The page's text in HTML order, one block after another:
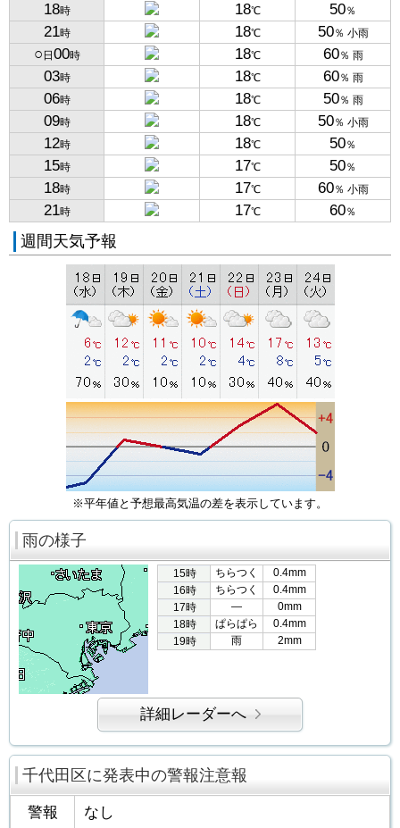
18時 18℃ 50％
21時 18℃ 50％ 小雨
○ 日 00時 18℃ 60％ 雨
03時 18℃ 60％ 雨
06時 18℃ 50％ 雨
09時 18℃ 50％ 小雨
12時 18℃ 50％
15時 17℃ 50％
18時 17℃ 60％ 小雨
21時 17℃ 60％
週間天気予報
※平年値と予想最高気温の差を表示しています。
雨の様子
15時 ちらつく
0.4mm
16時
ちらつく
0.4mm
17時
―
0mm
18時
ぱらぱら
0.4mm
19時
雨 2mm
詳細レーダーへ
千代田区に発表中の警報注意報
警報 なし